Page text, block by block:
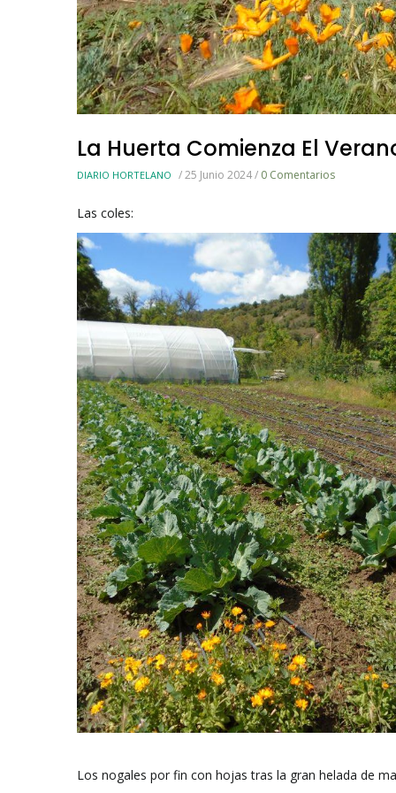
La Huerta Comienza El
DIARIO HORTELANO /25 Junio 2024/ 0 Comentarios
Las coles:
Los nogales por fin con hojas tras la gran helada de